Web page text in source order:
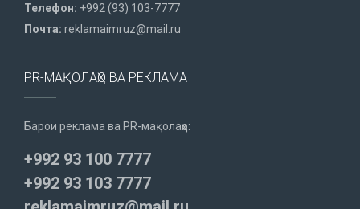
Телефон: +992 (93) 103-7777
Почта: reklamaimruz@mail.ru
PR-МАҚОЛАҲО ВА РЕКЛАМА
Барои реклама ва PR-мақолаҳо:
+992 93 100 7777
+992 93 103 7777